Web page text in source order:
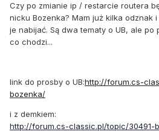
Czy po zmianie ip / restarcie routera
nicku Bozenka? Mam już kilka odznak
je nabijać. Są dwa tematy o UB, ale po
co chodzi...
link do prosby o UB:http://forum.cs-
bozenka/
i z demkiem:
http://forum.cs-classic.pl/topic/30491-